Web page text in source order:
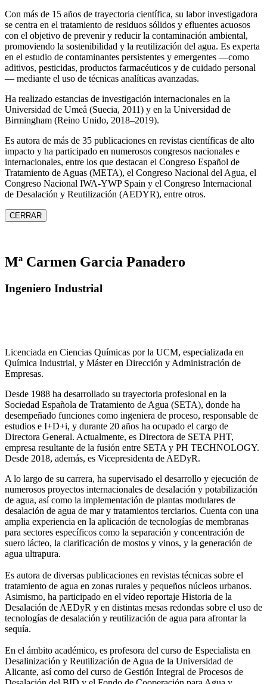
Con más de 15 años de trayectoria científica, su labor investigadora
se centra en el tratamiento de residuos sólidos y efluentes acuosos
con el objetivo de prevenir y reducir la contaminación ambiental,
promoviendo la sostenibilidad y la reutilización del agua. Es experta
en el estudio de contaminantes persistentes y emergentes —como
aditivos, pesticidas, productos farmacéuticos y de cuidado personal
— mediante el uso de técnicas analíticas avanzadas.
Ha realizado estancias de investigación internacionales en la
Universidad de Umeå (Suecia, 2011) y en la Universidad de
Birmingham (Reino Unido, 2018–2019).
Es autora de más de 35 publicaciones en revistas científicas de alto
impacto y ha participado en numerosos congresos nacionales e
internacionales, entre los que destacan el Congreso Español de
Tratamiento de Aguas (META), el Congreso Nacional del Agua, el
Congreso Nacional IWA‑YWP Spain y el Congreso Internacional
de Desalación y Reutilización (AEDYR), entre otros.
CERRAR
Mª Carmen Garcia Panadero
Ingeniero Industrial
Licenciada en Ciencias Químicas por la UCM, especializada en
Química Industrial, y Máster en Dirección y Administración de
Empresas.
Desde 1988 ha desarrollado su trayectoria profesional en la
Sociedad Española de Tratamiento de Agua (SETA), donde ha
desempeñado funciones como ingeniera de proceso, responsable de
estudios e I+D+i, y durante 20 años ha ocupado el cargo de
Directora General. Actualmente, es Directora de SETA PHT,
empresa resultante de la fusión entre SETA y PH TECHNOLOGY.
Desde 2018, además, es Vicepresidenta de AEDyR.
A lo largo de su carrera, ha supervisado el desarrollo y ejecución de
numerosos proyectos internacionales de desalación y potabilización
de agua, así como la implementación de plantas modulares de
desalación de agua de mar y tratamientos terciarios. Cuenta con una
amplia experiencia en la aplicación de tecnologías de membranas
para sectores específicos como la separación y concentración de
suero lácteo, la clarificación de mostos y vinos, y la generación de
agua ultrapura.
Es autora de diversas publicaciones en revistas técnicas sobre el
tratamiento de agua en zonas rurales y pequeños núcleos urbanos.
Asimismo, ha participado en el vídeo reportaje Historia de la
Desalación de AEDyR y en distintas mesas redondas sobre el uso de
tecnologías de desalación y reutilización de agua para afrontar la
sequía.
En el ámbito académico, es profesora del curso de Especialista en
Desalinización y Reutilización de Agua de la Universidad de
Alicante, así como del curso de Gestión Integral de Procesos de